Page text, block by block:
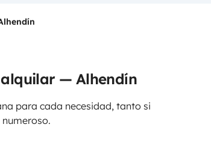
— Alhendín
para cada necesidad, tanto si